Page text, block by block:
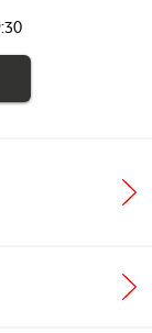
öffnet in